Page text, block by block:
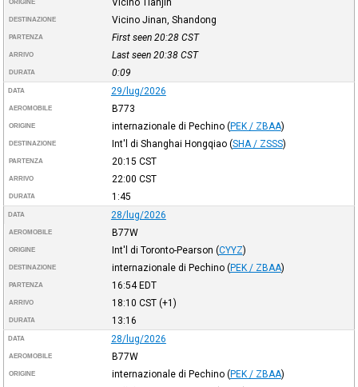
ORIGINE
DESTINAZIONE Vicino Jinan, Shandong
PARTENZA First seen 20:28 CST
ARRIVO Last seen 20:38 CST
DURATA 0:09
DATA 29/lug/2026
AEROMOBILE B773
ORIGINE internazionale di Pechino (PEK / ZBAA)
DESTINAZIONE Int'l di Shanghai Hongqiao (SHA / ZSSS)
PARTENZA 20:15 CST
ARRIVO 22:00 CST
DURATA 1:45
DATA 28/lug/2026
AEROMOBILE B77W
ORIGINE Int'l di Toronto-Pearson (CYYZ)
DESTINAZIONE internazionale di Pechino (PEK / ZBAA)
PARTENZA 16:54EDT
ARRIVO 18:10 CST(+1)
DURATA 13:16
DATA 28/lug/2026
AEROMOBILE B77W
ORIGINE internazionale di Pechino (PEK / ZBAA)